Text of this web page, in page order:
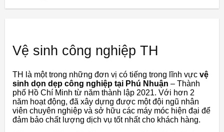
Vệ sinh công nghiệp TH
TH là một trong những đơn vị có tiếng trong lĩnh vực vệ
sinh dọn dẹp công nghiệp tại Phú Nhuận – Thành
phố Hồ Chí Minh từ năm thành lập 2021. Với hơn 2
năm hoạt động, đã xây dựng được một đội ngũ nhân
viên chuyên nghiệp và sở hữu các máy móc hiện đại để
đảm bảo chất lượng dịch vụ tốt nhất cho khách hàng.